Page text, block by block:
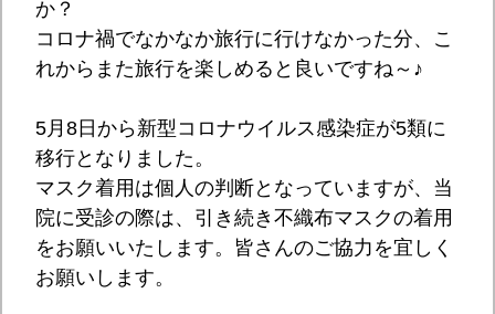
か？
コロナ禍でなかなか旅行に行けなかった分、こ
れからまた旅行を楽しめると良いですね～♪
5月8日から新型コロナウイルス感染症が5類に
移行となりました。
マスク着用は個人の判断となっていますが、当
院に受診の際は、引き続き不織布マスクの着用
をお願いいたします。皆さんのご協力を宜しく
お願いします。